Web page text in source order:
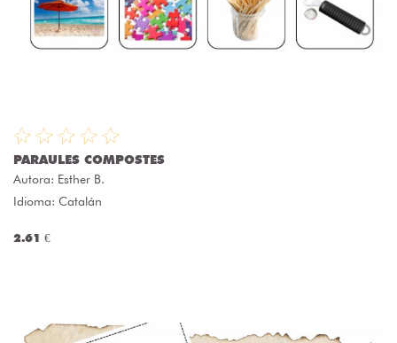
PARAULES COMPOSTES
Autora: Esther B.
Idioma: Catalán
2.61 €